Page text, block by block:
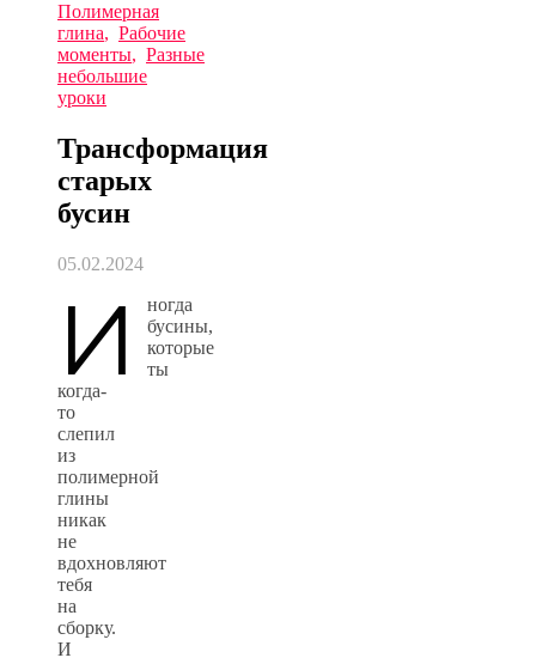
Полимерная
глина, Рабочие
моменты, Разные
небольшие
уроки
Трансформация
старых
бусин
05.02.2024
И
ногда
бусины,
которые
ты
когда-
то
слепил
из
полимерной
глины
никак
не
вдохновляют
тебя
на
сборку.
И